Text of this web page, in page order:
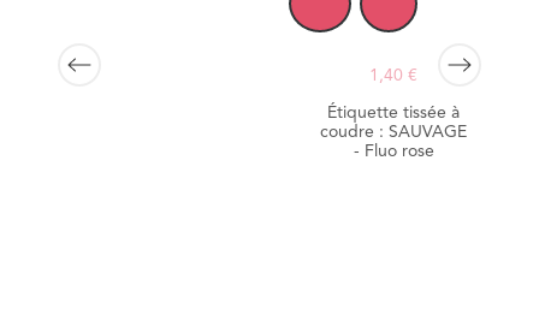
Étiquette tissée à
coudre : SAUVAGE
- Fluo rose
1,40 €